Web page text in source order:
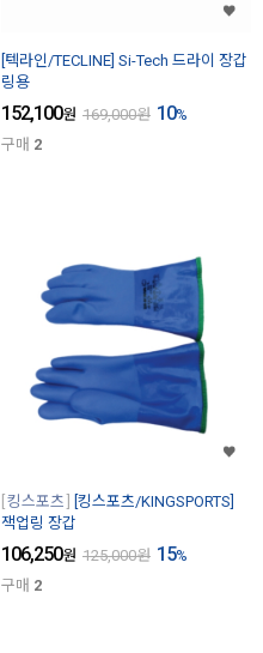
[텍라인/TECLINE] Si-Tech 드라이 장갑
링용
152,100원 169,000원 10%
구매 2
킹스포츠
[킹스포츠/KINGSPORTS]
잭업링 장갑
106,250원 125,000원 15%
구매 2